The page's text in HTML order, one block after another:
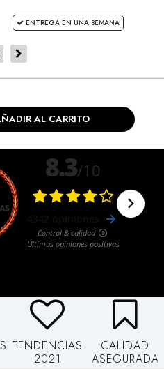
ENTREGA EN UNA SEMANA
AL CARRITO
TENDENCIAS
2021
CALIDAD
ASEGURADA